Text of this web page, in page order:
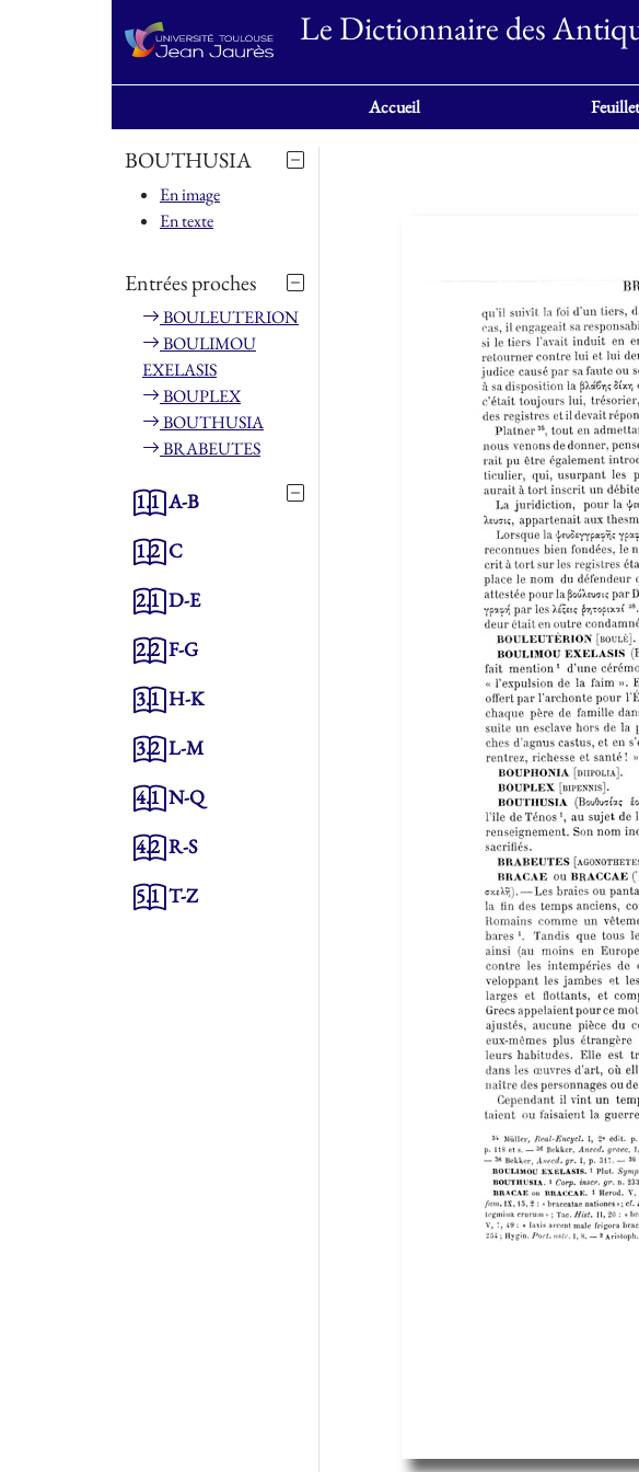
Le Dictionnaire des
Accueil
BOUTHUSIA
En image
En texte
Entrées proches
BOULEUTERION
BOULIMOU
EXELASIS
BOUPLEX
BOUTHUSIA
BRABEUTES
1.1A-B
1.2C
2.1D-E
2.2F-G
3.1H-K
3.2L-M
4.1N-Q
4.2R-S
5.1T-Z